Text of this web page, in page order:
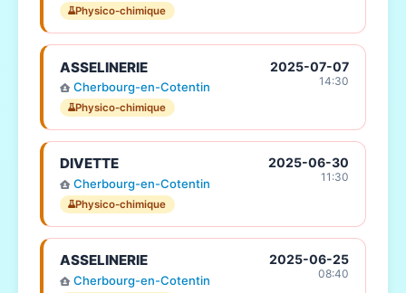
Physico-chimique
ASSELINERIE
Cherbourg-en-Cotentin
Physico-chimique
2025-07-07
14:30
DIVETTE
Cherbourg-en-Cotentin
Physico-chimique
2025-06-30
11:30
ASSELINERIE
Cherbourg-en-Cotentin
2025-06-25
08:40